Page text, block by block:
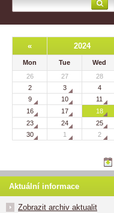
« 2024
Mon Tue Wed
26
27 28
2
3 4
9
10 11
16
17 18
23
24 25
30
1 2
Aktuální informace
Zobrazit archiv aktualit